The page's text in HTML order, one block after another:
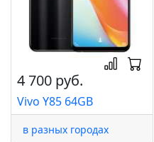
4 700 руб.
Vivo Y85 64GB
в разных городах